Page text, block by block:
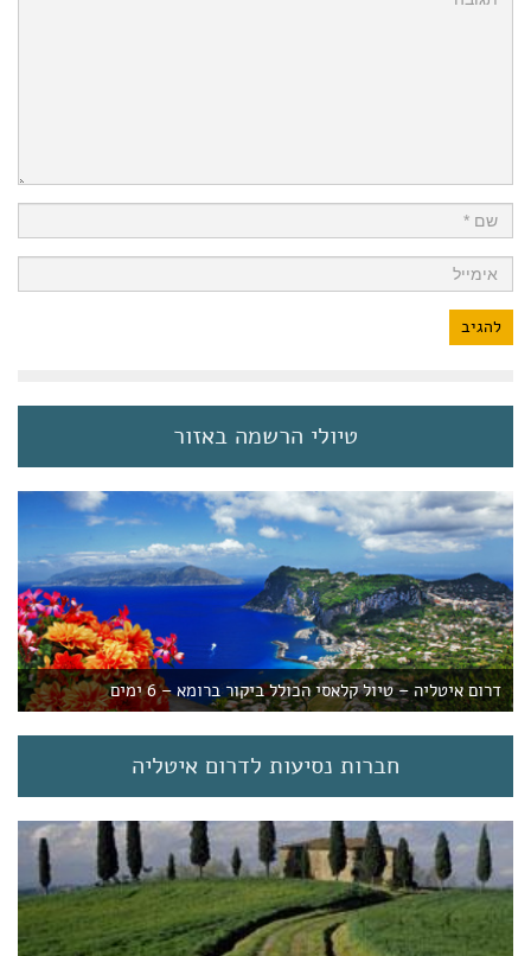
טיולי הרשמה באזור
דרום איטליה – טיול קלאסי הכולל ביקור ברומא – 6 ימים
חברות נסיעות לדרום איטליה